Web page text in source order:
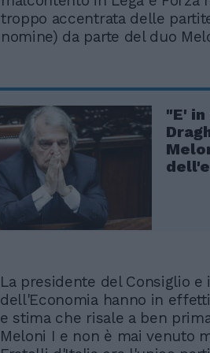
troppo accentrata delle
nomine) da parte del duo
"E'
La presidente del Consiglio
dell'Economia hanno in
e stima che risale a ben
Meloni I e non è mai venuto
Rudy